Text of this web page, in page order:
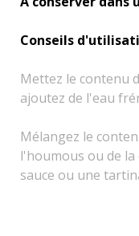
Conseils
Mettez le contenu
ajoutez de l'eau
Mélangez le
l'houmous ou de
sauce ou une